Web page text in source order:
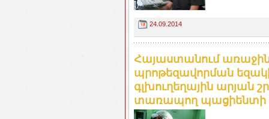
24.09.2014
Հայաստանում
պրոթեզավորման
գլխուղեղային արյան
տառապող պացիենտի